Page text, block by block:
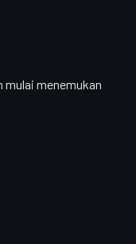
mulai menemukan